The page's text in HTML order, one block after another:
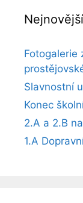
Fotogalerie
Slavnostní
Konec
2.A a 2.B
1.A